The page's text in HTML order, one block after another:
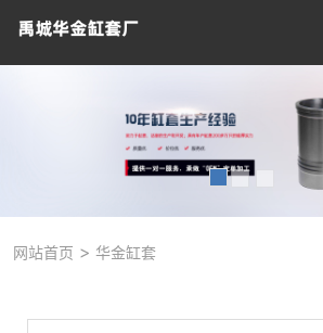
网站首页 > 华金缸套